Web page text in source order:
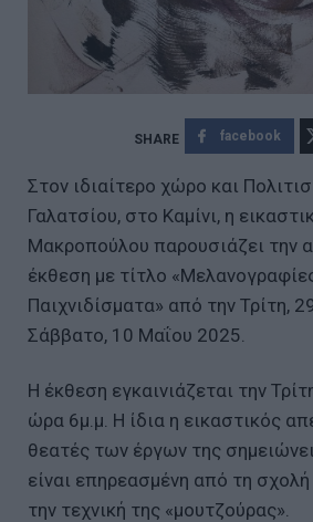
facebook
Στον ιδιαίτερο χώρο και
Γαλατσίου, στο Καμίνι, η
Μακροπούλου παρουσιάζει την
έκθεση με τίτλο
Παιχνιδίσματα» από την Τρίτη,
Σάββατο, 10 Μαΐου 2025.
Η έκθεση εγκαινιάζεται την
ώρα 6μ.μ. Η ίδια η εικαστικός
θεατές των έργων της
είναι επηρεασμένη από τη σχολή
την τεχνική της «μουτζούρας».